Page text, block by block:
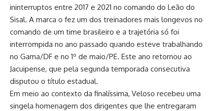
ininterruptos entre 2017 e 2021 no comando do Leão do
Sisal. A marca o fez um dos treinadores mais longevos no
comando de um time brasileiro e a trajetória só foi
interrompida no ano passado quando esteve trabalhando
no Gama/DF e no 1º de maio/PE. Este ano retornou ao
Jacuipense, que pela segunda temporada consecutiva
disputou o título estadual.
Em meio ao contexto da finalíssima, Veloso recebeu uma
singela homenagem dos dirigentes que lhe entregaram